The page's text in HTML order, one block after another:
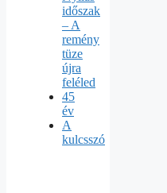
időszak
– A
remény
tüze
újra
feléled
45
év
A
kulcsszó